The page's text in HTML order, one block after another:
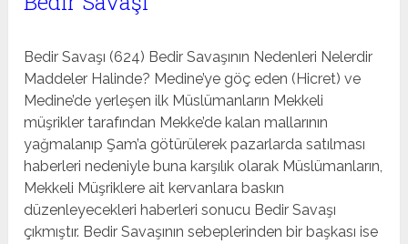
Bedir Savaşı (624) Bedir Savaşının Nedenleri Nelerdir
Maddeler Halinde? Medine’ye göç eden (Hicret) ve
Medine’de yerleşen ilk Müslümanların Mekkeli
müşrikler tarafından Mekke’de kalan mallarının
yağmalanıp Şam’a götürülerek pazarlarda satılması
haberleri nedeniyle buna karşılık olarak Müslümanların,
Mekkeli Müşriklere ait kervanlara baskın
düzenleyecekleri haberleri sonucu Bedir Savaşı
çıkmıştır. Bedir Savaşının sebeplerinden bir başkası ise